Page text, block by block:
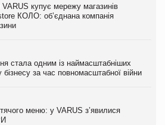
купує мережу магазинів
КОЛО: об’єднана компанія
стала одним із наймасштабніших
бізнесу за час повномасштабної війни
меню: у VARUS з’явилися
меню: у VARUS з’явилися
хлібобулочні вироби на
2026
пошкоджено склад шоколаду
$1 млрд на маркетинг за квартал